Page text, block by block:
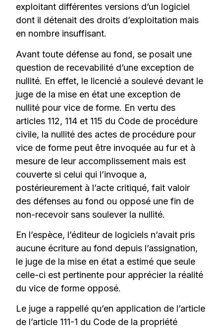
exploitant différentes versions d’un logiciel
dont il détenait des droits d’exploitation mais
en nombre insuffisant.
Avant toute défense au fond, se posait une
question de recevabilité d’une exception de
nullité. En effet, le licencié a soulevé devant le
juge de la mise en état une exception de
nullité pour vice de forme. En vertu des
articles 112, 114 et 115 du Code de procédure
civile, la nullité des actes de procédure pour
vice de forme peut être invoquée au fur et à
mesure de leur accomplissement mais est
couverte si celui qui l’invoque a,
postérieurement à l’acte critiqué, fait valoir
des défenses au fond ou opposé une fin de
non-recevoir sans soulever la nullité.
En l’espèce, l’éditeur de logiciels n’avait pris
aucune écriture au fond depuis l’assignation,
le juge de la mise en état a estimé que seule
celle-ci est pertinente pour apprécier la réalité
du vice de forme opposé.
Le juge a rappellé qu’en application de l’article
de l’article 111-1 du Code de la propriété